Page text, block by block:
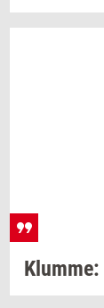
Klum­me: